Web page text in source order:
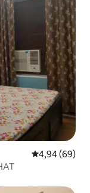
Gemiddelde
4,94 (69)